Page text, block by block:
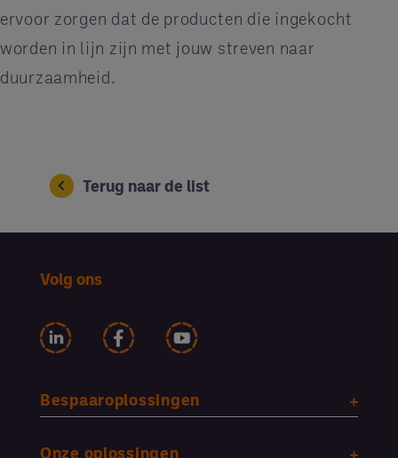
ervoor zorgen dat de producten die ingekocht
worden in lijn zijn met jouw streven naar
duurzaamheid.
Terug naar de list
Volg ons
Bespaaroplossingen
Onze oplossingen